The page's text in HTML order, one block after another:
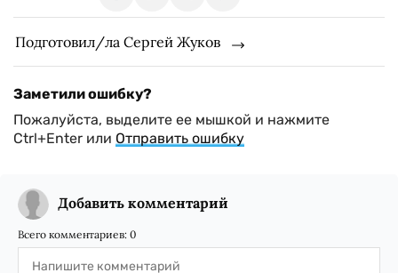
Подготовил/ла Сергей Жуков
Заметили ошибку?
Пожалуйста, выделите ее мышкой и нажмите
Ctrl+Enter или Отправить ошибку
Добавить комментарий
Всего комментариев: 0